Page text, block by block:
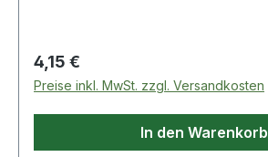
Regulärer Preis:
4,15 €
Preise inkl. MwSt. zzgl. Versandkosten
In den Warenkorb